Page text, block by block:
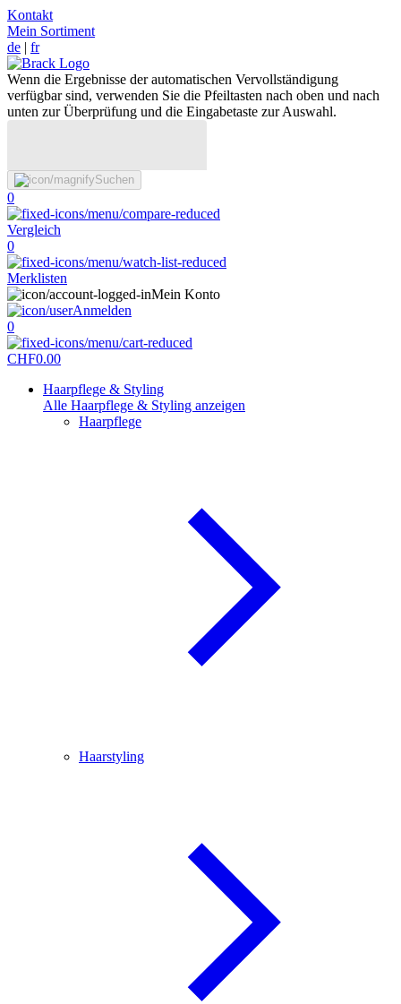
Kontakt
Mein Sortiment
de | fr
Wenn die Ergebnisse der automatischen Vervollständigung
verfügbar sind, verwenden Sie die Pfeiltasten nach oben und nach
unten zur Überprüfung und die Eingabetaste zur Auswahl.
Suchen
0
Vergleich
0
Merklisten
Mein Konto
Anmelden
0
CHF0.00
Haarpflege & Styling
Alle Haarpflege & Styling anzeigen
Haarpflege
Haarstyling